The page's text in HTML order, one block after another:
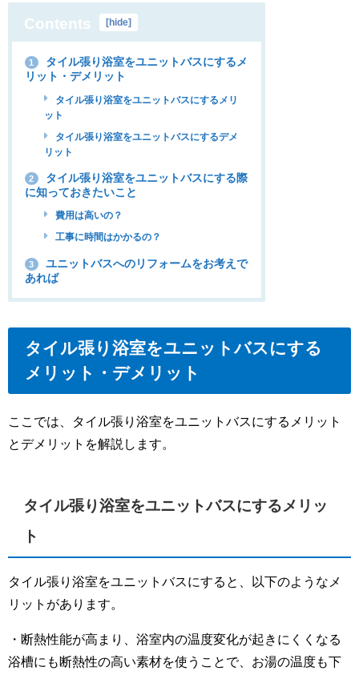
Contents [hide]
1
タイル張り浴室をユニットバスにするメ
リット・デメリット
タイル張り浴室をユニットバスにするメリ
ット
タイル張り浴室をユニットバスにするデメ
リット
2
タイル張り浴室をユニットバスにする際
に知っておきたいこと
費用は高いの？
工事に時間はかかるの？
3
ユニットバスへのリフォームをお考えで
あれば
タイル張り浴室をユニットバスにする
メリット・デメリット
ここでは、タイル張り浴室をユニットバスにするメリット
とデメリットを解説します。
タイル張り浴室をユニットバスにするメリッ
ト
タイル張り浴室をユニットバスにすると、以下のようなメ
リットがあります。
・断熱性能が高まり、浴室内の温度変化が起きにくくなる
浴槽にも断熱性の高い素材を使うことで、お湯の温度も下